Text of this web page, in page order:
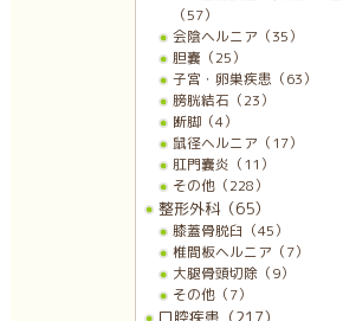
（57）
会陰ヘルニア（35）
胆嚢（25）
子宮・卵巣疾患（63）
膀胱結石（23）
断脚（4）
鼠径ヘルニア（17）
肛門嚢炎（11）
その他（228）
整形外科（65）
膝蓋骨脱臼（45）
椎間板ヘルニア（7）
大腿骨頭切除（9）
その他（7）